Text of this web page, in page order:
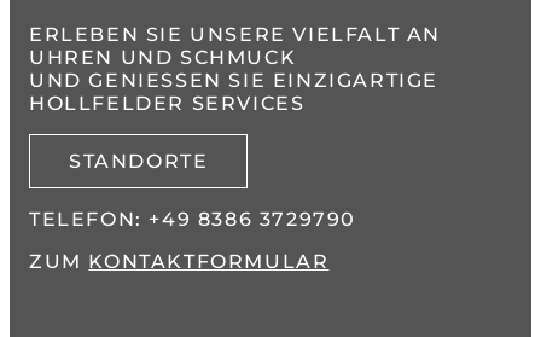
ERLEBEN SIE UNSERE VIELFALT AN
UHREN UND SCHMUCK
UND GENIESSEN SIE EINZIGARTIGE H
OLLFELDER SERVICES
STANDORTE
TELEFON: +49 8386 3729790
ZUM KONTAKTFORMULAR